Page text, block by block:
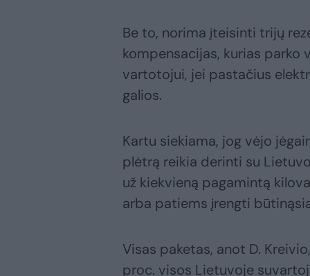
Be to, norima įteisinti trijų
kompensacijas, kurias
vartotojui, jei pastačius
galios.
Kartu siekiama, jog vėjo
plėtrą reikia derinti su
už kiekvieną pagamintą
arba patiems įrengti
Visas paketas, anot D.
proc. visos Lietuvoje